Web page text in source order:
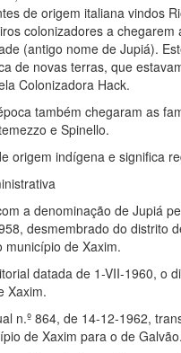
de origem italiana vindos
colonizadores a chegarem
(antigo nome de Jupiá).
de novas terras, que
Colonizadora Hack.
também chegaram as
e Spinello.
origem indígena e significa
a denominação de Jupiá
desmembrado do distrito
município de Xaxim.
datada de 1-VII-1960, o
Xaxim.
n.º 864, de 14-12-1962,
de Xaxim para o de Galvão.